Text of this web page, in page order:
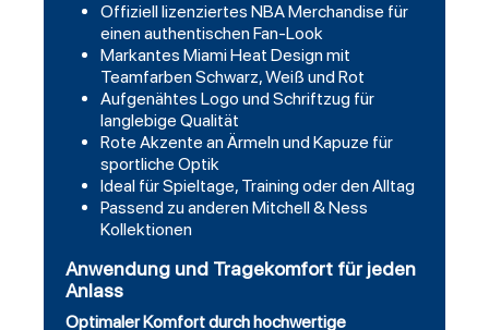
Offiziell lizenziertes NBA Merchandise für
einen authentischen Fan-Look
Markantes Miami Heat Design mit
Teamfarben Schwarz, Weiß und Rot
Aufgenähtes Logo und Schriftzug für
langlebige Qualität
Rote Akzente an Ärmeln und Kapuze für
sportliche Optik
Ideal für Spieltage, Training oder den Alltag
Passend zu anderen Mitchell & Ness
Kollektionen
Anwendung und Tragekomfort für jeden
Anlass
Optimaler Komfort durch hochwertige